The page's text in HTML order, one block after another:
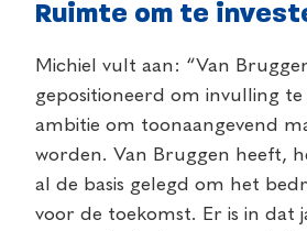
Ruimte om te
Michiel vult aan: “Van
gepositioneerd om invulling te
ambitie om toonaangevend
worden. Van Bruggen heeft,
al de basis gelegd om het
voor de toekomst. Er is in dat